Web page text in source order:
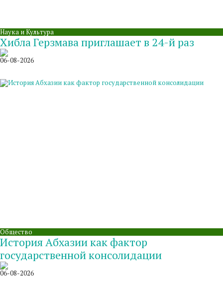
Наука и Культура
Хибла Герзмава приглашает в 24-й раз
06-08-2026
Общество
История Абхазии как фактор
государственной консолидации
06-08-2026